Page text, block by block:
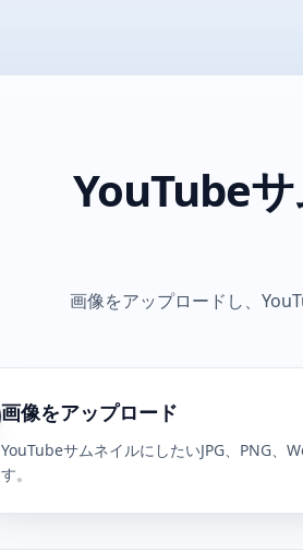
YouTube
画像をアップロードし、
画像をアップロード
YouTubeサムネイルにしたいJPG、PNG、
す。